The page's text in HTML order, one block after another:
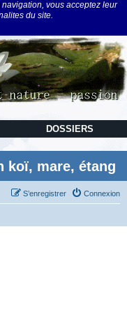
vous acceptez leur
du site.
DOSSIERS
koï, mare, étang
Connexion
S’enregistrer